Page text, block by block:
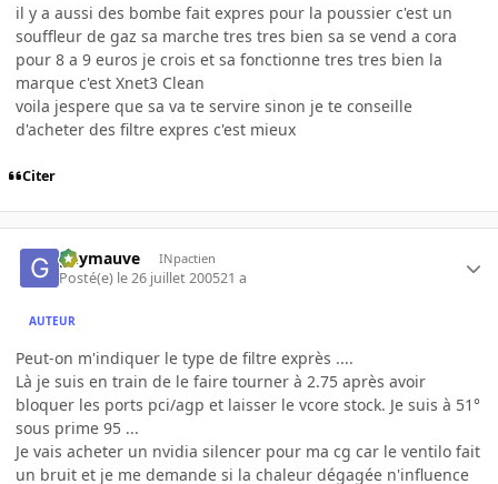
il y a aussi des bombe fait expres pour la poussier c'est un
souffleur de gaz sa marche tres tres bien sa se vend a cora
pour 8 a 9 euros je crois et sa fonctionne tres tres bien la
marque c'est Xnet3 Clean
voila jespere que sa va te servire sinon je te conseille
d'acheter des filtre expres c'est mieux
Citer
guymauve INpactien
Posté(e) le 26 juillet 200521 a
AUTEUR
Peut-on m'indiquer le type de filtre exprès ....
Là je suis en train de le faire tourner à 2.75 après avoir
bloquer les ports pci/agp et laisser le vcore stock. Je suis à 51°
sous prime 95 ...
Je vais acheter un nvidia silencer pour ma cg car le ventilo fait
un bruit et je me demande si la chaleur dégagée n'influence